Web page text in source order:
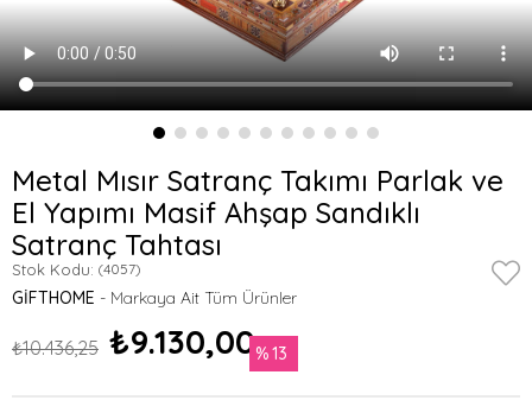
Metal Mısır Satranç Takımı Parlak ve
El Yapımı Masif Ahşap Sandıklı
Satranç Tahtası
Stok Kodu: (4057)
GIFTHOME
13
₺10.436,25 ₺9.130,00